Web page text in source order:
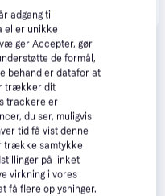
Gear Aid Tenacious Tape Reparationstape - Transparent
Eller 3 betalinger af 34 kr.
adgang til
eller unikke
Accepter, gør
de formål,
behandler datafor at
trækker dit
trackere er
du ser, muligvis
tid få vist denne
trække samtykke
på linket
virkning i vores
få flere oplysninger.